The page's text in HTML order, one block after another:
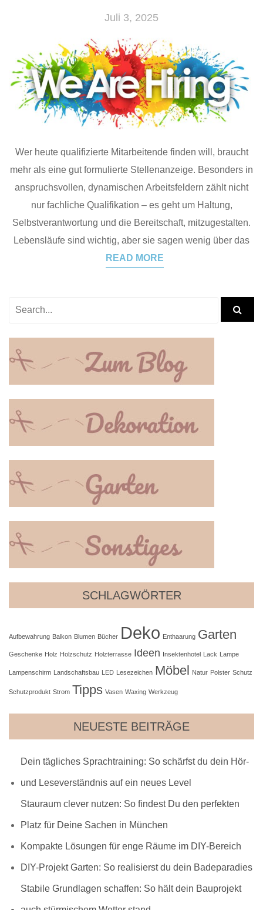
Juli 3, 2025
Wer heute qualifizierte Mitarbeitende finden will, braucht
mehr als eine gut formulierte Stellenanzeige. Besonders in
anspruchsvollen, dynamischen Arbeitsfeldern zählt nicht
nur fachliche Qualifikation – es geht um Haltung,
Selbstverantwortung und die Bereitschaft, mitzugestalten.
Lebensläufe sind wichtig, aber sie sagen wenig über das
READ MORE
SCHLAGWÖRTER
Aufbewahrung Balkon Blumen Bücher Deko Enthaarung Garten
Geschenke Holz Holzschutz Holzterrasse Ideen Insektenhotel Lack Lampe
Lampenschirm Landschaftsbau LED Lesezeichen Möbel Natur Polster Schutz
Schutzprodukt Strom Tipps Vasen Waxing Werkzeug
NEUESTE BEITRÄGE
Dein tägliches Sprachtraining: So schärfst du dein Hör-
und Leseverständnis auf ein neues Level
Stauraum clever nutzen: So findest Du den perfekten
Platz für Deine Sachen in München
Kompakte Lösungen für enge Räume im DIY-Bereich
DIY-Projekt Garten: So realisierst du dein Badeparadies
Stabile Grundlagen schaffen: So hält dein Bauprojekt